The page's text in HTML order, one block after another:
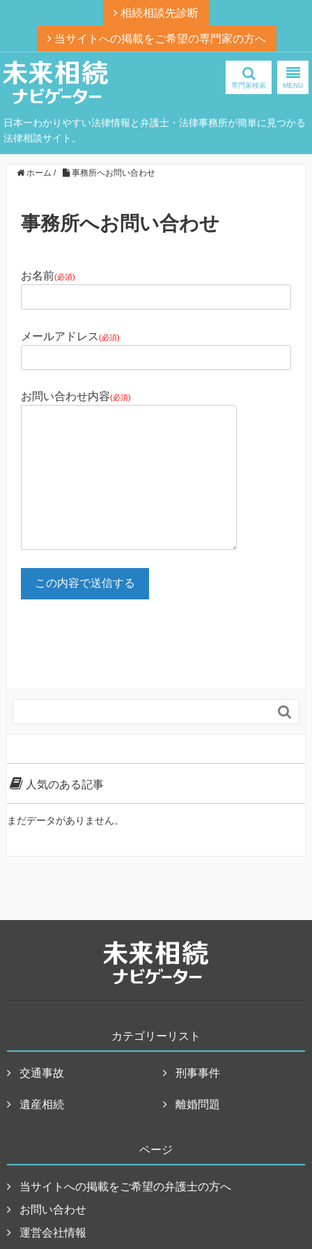
相続相談先診断
当サイトへの掲載をご希望の専門家の方へ
日本一わかりやすい法律情報と弁護士・法律事務所が簡単に見つかる
法律相談サイト。
専門家検索 MENU
ホーム / 事務所へお問い合わせ
事務所へお問い合わせ
お名前(必須)
メールアドレス(必須)
お問い合わせ内容(必須)

人気のある記事
まだデータがありません。
カテゴリーリスト
交通事故 刑事事件
遺産相続 離婚問題
ページ
当サイトへの掲載をご希望の弁護士の方へ
お問い合わせ
運営会社情報